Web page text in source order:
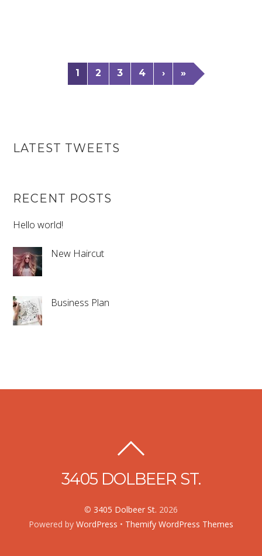
1 2 3 4 › »
LATEST TWEETS
RECENT POSTS
Hello world!
New Haircut
Business Plan
3405 DOLBEER ST.
© 3405 Dolbeer St. 2026
Powered by WordPress • Themify WordPress Themes